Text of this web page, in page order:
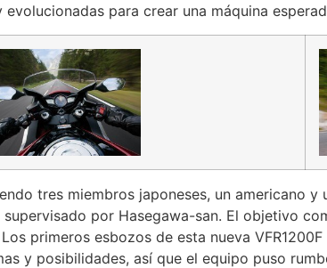
para crear una máquina
tres miembros japoneses, un americano
por Hasegawa-san. El objetivo
primeros esbozos de esta nueva
y posibilidades, así que el equipo puso